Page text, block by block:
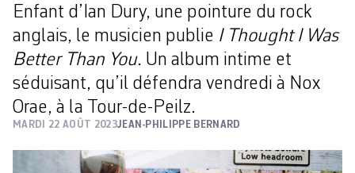
Enfant d’Ian Dury, une pointure du rock
anglais, le musicien publie I Thought I Was
Better Than You. Un album intime et
séduisant, qu’il défendra vendredi à Nox
Orae, à la Tour-de-Peilz.
MARDI 22 AOÛT 2023JEAN-PHILIPPE BERNARD